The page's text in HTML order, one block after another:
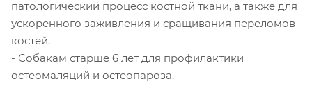
патологический процесс костной ткани, а также для
ускоренного заживления и сращивания переломов
костей.
- Собакам старше 6 лет для профилактики
остеомаляций и остеопароза.